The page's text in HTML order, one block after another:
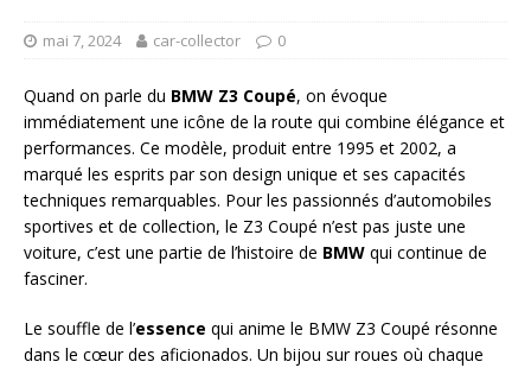
mai 7, 2024 car-collector 0
Quand on parle du BMW Z3 Coupé, on évoque
immédiatement une icône de la route qui combine élégance et
performances. Ce modèle, produit entre 1995 et 2002, a
marqué les esprits par son design unique et ses capacités
techniques remarquables. Pour les passionnés d’automobiles
sportives et de collection, le Z3 Coupé n’est pas juste une
voiture, c’est une partie de l’histoire de BMW qui continue de
fasciner.
Le souffle de l’essence qui anime le BMW Z3 Coupé résonne
dans le cœur des aficionados. Un bijou sur roues où chaque